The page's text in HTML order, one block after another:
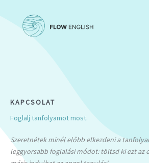
content
KAPCSOLAT
Foglalj tanfolyamot most.
Szeretnétek minél előbb elkezdeni a
leggyorsabb foglalási módot: töltsd ki ezt az